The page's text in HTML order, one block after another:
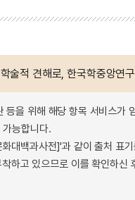
술적 견해로, 한국학중앙연
을 위해 해당 항목 서비스가
능합니다.
대백과사전]'과 같이 출처 표
하고 있으므로 이를 확인하신